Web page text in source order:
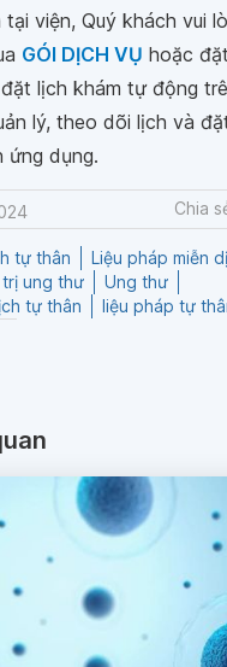
viện, Quý khách vui
GÓI DỊCH VỤ hoặc
lịch khám tự động
lý, theo dõi lịch và
ứng dụng.
Chia
tự thân
Liệu pháp miễn
ung thư
Ung thư
tự thân
liệu pháp tự